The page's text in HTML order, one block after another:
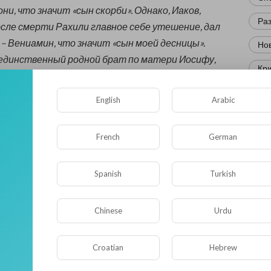
что значит «сын скорби». Однако, Иаков,
смерти Рахили главное себе утешение, дал
Вениамин, что значит «сын моей десницы».
родной брат по матери Иосифу,
Вениамин, однако, резко отличался от
в своём предсмертном благословении
его как «хищного волка, который утром будет
Вениаминова вполне оправдывает эту
(чит. Бытие 49:27).»Википедия.
миром...
English Arabic
French German
Spanish Turkish
Chinese Urdu
Croatian Hebrew